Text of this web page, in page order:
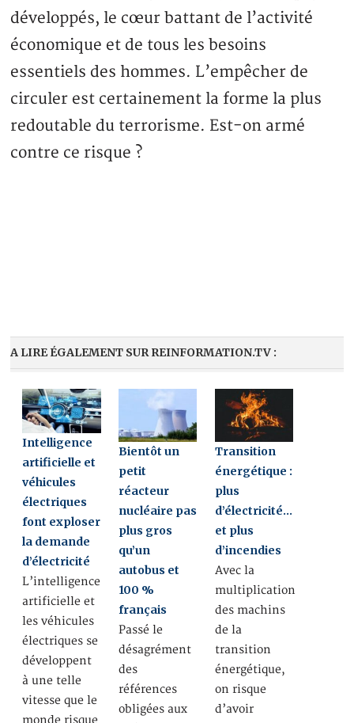
développés, le cœur battant de l’activité
économique et de tous les besoins
essentiels des hommes. L’empêcher de
circuler est certainement la forme la plus
redoutable du terrorisme. Est-on armé
contre ce risque ?
A LIRE ÉGALEMENT SUR REINFORMATION.TV :
Intelligence
artificielle et
véhicules
électriques
font exploser
la demande
d’électricité
L’intelligence
artificielle et
les véhicules
électriques se
développent
à une telle
vitesse que le
monde risque
Bientôt un
petit
réacteur
nucléaire pas
plus gros
qu’un
autobus et
100 %
français
Passé le
désagrément
des
références
obligées aux
Transition
énergétique :
plus
d’électricité…
et plus
d’incendies
Avec la
multiplication
des machins
de la
transition
énergétique,
on risque
d’avoir